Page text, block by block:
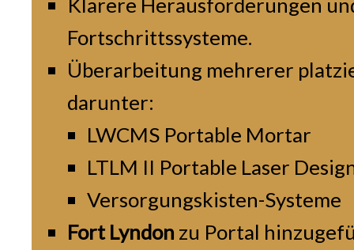
Fortschrittssysteme.
Überarbeitung mehrerer
darunter:
LWCMS Portable Mortar
LTLM II Portable Laser
Versorgungskisten-Systeme
Fort Lyndon zu Portal